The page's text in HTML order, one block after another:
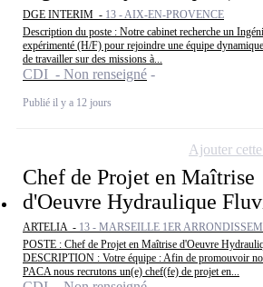
DGE INTERIM - 13 - AIX-EN-PROVENCE
Description du poste : Notre cabinet recherche un
expérimenté (H/F) pour rejoindre une équipe
de travailler sur des missions à...
CDI - Non renseigné
Publié il y a 12 jours
Chef de Projet en Maîtrise
d'Oeuvre Hydraulique
ARTELIA - 13 - MARSEILLE 1ER
POSTE : Chef de Projet en Maîtrise d'Oeuvre
DESCRIPTION : Votre équipe : Afin de promouvoir
PACA nous recrutons un(e) chef(fe) de projet en...
Ajouter